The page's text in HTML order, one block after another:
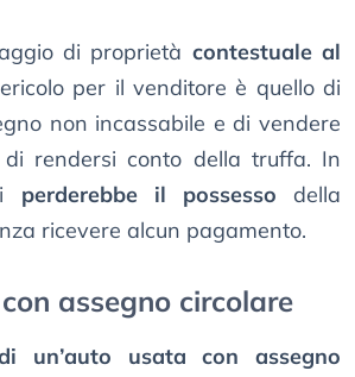
di proprietà contestuale al
per il venditore è quello di
non incassabile e di vendere
rendersi conto della truffa. In
perderebbe il possesso della
ricevere alcun pagamento.
assegno circolare
un’auto usata con assegno